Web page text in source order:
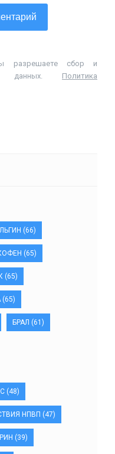
разрешаете сбор и
данных. Политика
(66)
(65)
(65)
(65)
БРАЛ (61)
(48)
НПВП (47)
(39)